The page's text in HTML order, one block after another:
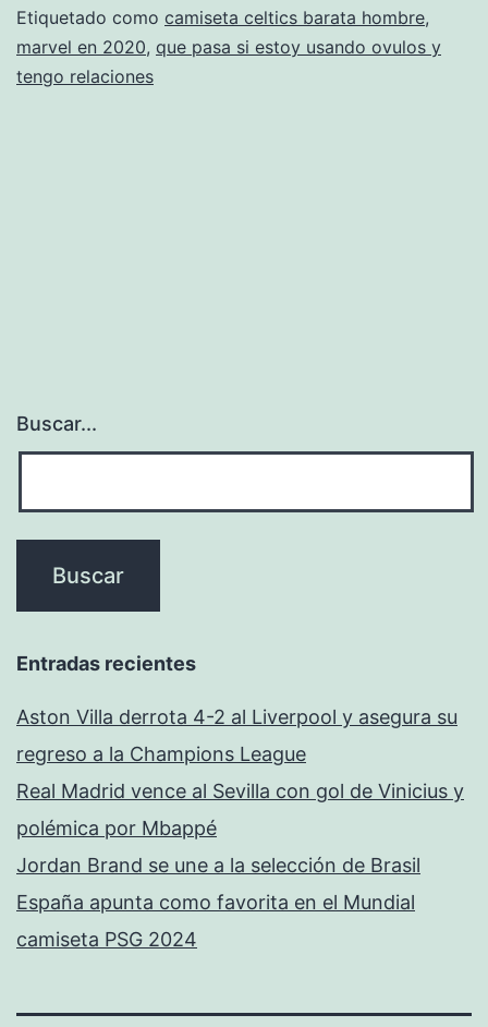
NBA
Etiquetado como camiseta celtics barata hombre,
marvel en 2020, que pasa si estoy usando ovulos y
tengo relaciones
Buscar...
Entradas recientes
Aston Villa derrota 4-2 al Liverpool y asegura su
regreso a la Champions League
Real Madrid vence al Sevilla con gol de Vinicius y
polémica por Mbappé
Jordan Brand se une a la selección de Brasil
España apunta como favorita en el Mundial
camiseta PSG 2024